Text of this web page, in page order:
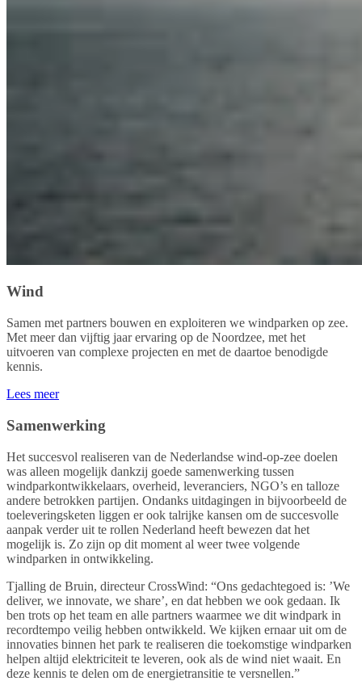
Wind
Samen met partners bouwen en exploiteren we windparken op zee.
Met meer dan vijftig jaar ervaring op de Noordzee, met het
uitvoeren van complexe projecten en met de daartoe benodigde
kennis.
Lees meer
Samenwerking
Het succesvol realiseren van de Nederlandse wind-op-zee doelen
was alleen mogelijk dankzij goede samenwerking tussen
windparkontwikkelaars, overheid, leveranciers, NGO’s en talloze
andere betrokken partijen. Ondanks uitdagingen in bijvoorbeeld de
toeleveringsketen liggen er ook talrijke kansen om de succesvolle
aanpak verder uit te rollen Nederland heeft bewezen dat het
mogelijk is. Zo zijn op dit moment al weer twee volgende
windparken in ontwikkeling.
Tjalling de Bruin, directeur CrossWind: “Ons gedachtegoed is: ’We
deliver, we innovate, we share’, en dat hebben we ook gedaan. Ik
ben trots op het team en alle partners waarmee we dit windpark in
recordtempo veilig hebben ontwikkeld. We kijken ernaar uit om de
innovaties binnen het park te realiseren die toekomstige windparken
helpen altijd elektriciteit te leveren, ook als de wind niet waait. En
deze kennis te delen om de energietransitie te versnellen.”